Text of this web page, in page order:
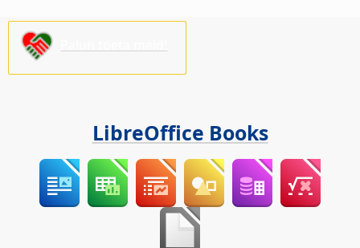
LibreOffice Books